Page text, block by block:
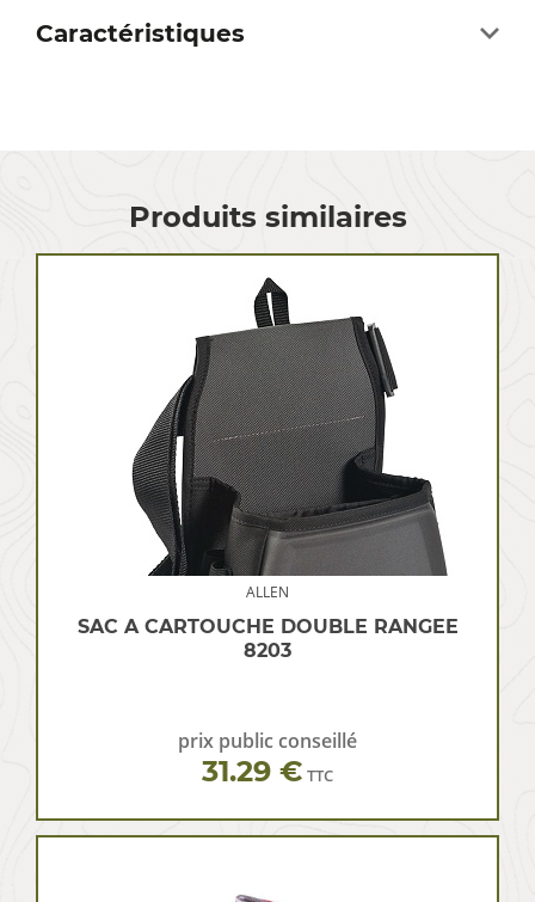
Caractéristiques
Produits similaires
ALLEN
SAC A CARTOUCHE DOUBLE RANGEE
8203
prix public conseillé
31.29 € TTC